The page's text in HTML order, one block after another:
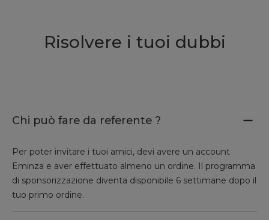
Risolvere i tuoi dubbi
Chi può fare da referente ?
Per poter invitare i tuoi amici, devi avere un account
Eminza e aver effettuato almeno un ordine. Il programma
di sponsorizzazione diventa disponibile 6 settimane dopo il
tuo primo ordine.